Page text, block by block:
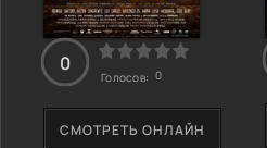
СМОТРЕТЬ ОНЛАЙН
0
Голосов: 0